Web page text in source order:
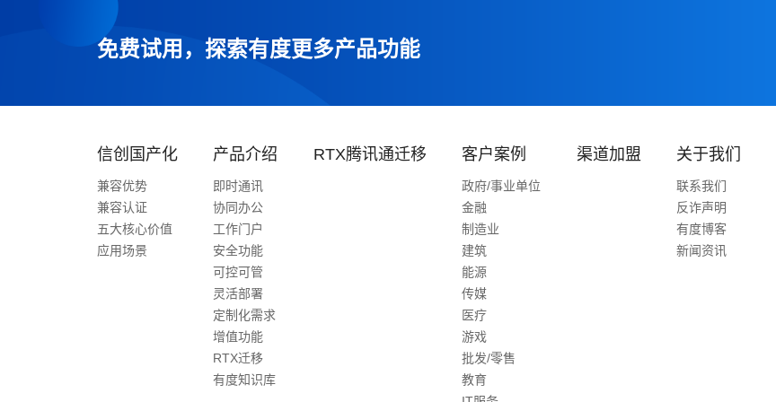
免费试用，探索有度更多产品功能
信创国产化
兼容优势
兼容认证
五大核心价值
应用场景
产品介绍
即时通讯
协同办公
工作门户
安全功能
可控可管
灵活部署
定制化需求
增值功能
RTX迁移
有度知识库
RTX腾讯通迁移 客户案例
政府/事业单位
金融
制造业
建筑
能源
传媒
医疗
游戏
批发/零售
教育
渠道加盟 关于我们
联系我们
反诈声明
有度博客
新闻资讯